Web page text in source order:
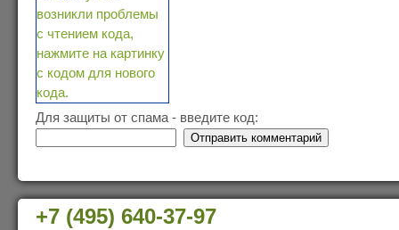
Для защиты от спама - введите код:
+7 (495) 640-37-97